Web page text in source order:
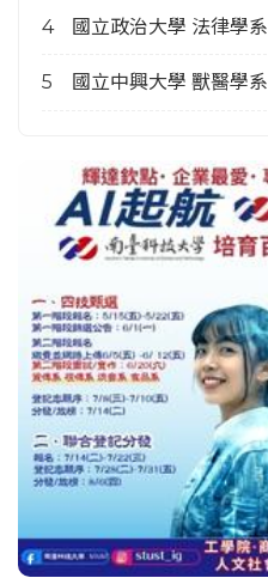
國立政治大學 法律學系
國立中興大學 獸醫學系